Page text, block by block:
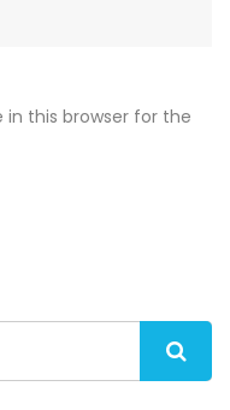
in this browser for the